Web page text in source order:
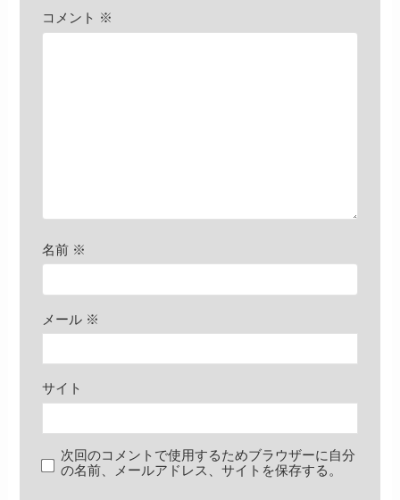
コメント ※
名前 ※
メール ※
サイト
次回のコメントで使用するためブラウザーに自分
の名前、メールアドレス、サイトを保存する。